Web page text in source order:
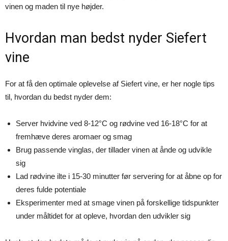
vinen og maden til nye højder.
Hvordan man bedst nyder Siefert
vine
For at få den optimale oplevelse af Siefert vine, er her nogle tips
til, hvordan du bedst nyder dem:
Server hvidvine ved 8-12°C og rødvine ved 16-18°C for at
fremhæve deres aromaer og smag
Brug passende vinglas, der tillader vinen at ånde og udvikle
sig
Lad rødvine ilte i 15-30 minutter før servering for at åbne op for
deres fulde potentiale
Eksperimenter med at smage vinen på forskellige tidspunkter
under måltidet for at opleve, hvordan den udvikler sig